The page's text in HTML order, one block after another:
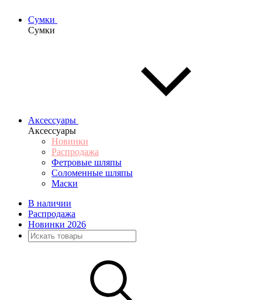
Сумки
Сумки
Аксессуары
Аксессуары
Новинки
Распродажа
Фетровые шляпы
Соломенные шляпы
Маски
В наличии
Распродажа
Новинки 2026